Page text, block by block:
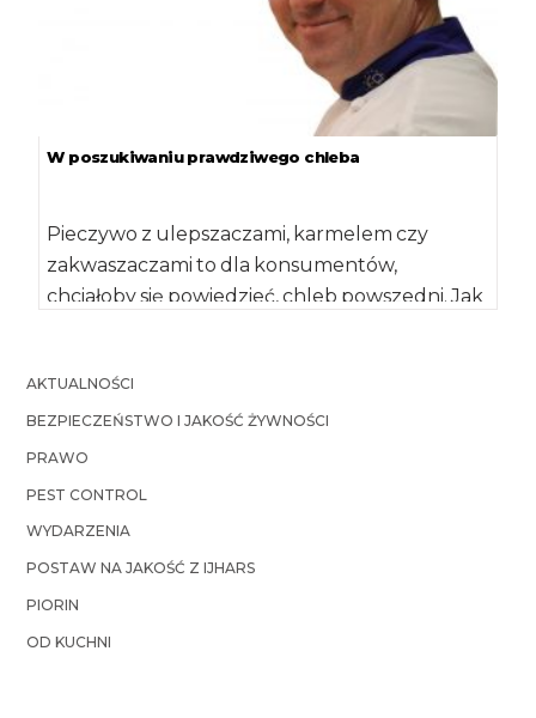
W poszukiwaniu prawdziwego chleba
Pieczywo z ulepszaczami, karmelem czy
zakwaszaczami to dla konsumentów,
chciałoby się powiedzieć, chleb powszedni. Jak
AKTUALNOŚCI
BEZPIECZEŃSTWO I JAKOŚĆ ŻYWNOŚCI
PRAWO
PEST CONTROL
WYDARZENIA
POSTAW NA JAKOŚĆ Z IJHARS
PIORIN
OD KUCHNI